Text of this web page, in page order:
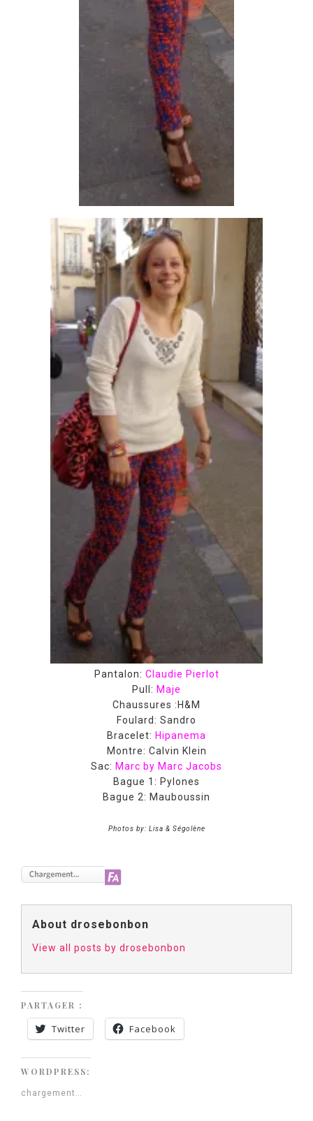
Pantalon: Claudie Pierlot
Pull: Maje
Chaussures :H&M
Foulard: Sandro
Bracelet: Hipanema
Montre: Calvin Klein
Sac: Marc by Marc Jacobs
Bague 1: Pylones
Bague 2: Mauboussin
Photos by: Lisa & Ségolène
About drosebonbon
View all posts by drosebonbon
PARTAGER :
Twitter Facebook
WORDPRESS:
chargement…